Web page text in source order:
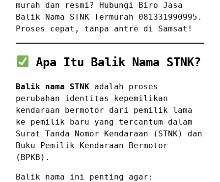
murah dan resmi? Hubungi Biro Jasa
Balik Nama STNK Termurah 081331990995.
Proses cepat, tanpa antre di Samsat!
Apa Itu Balik Nama STNK?
Balik nama STNK adalah proses
perubahan identitas kepemilikan
kendaraan bermotor dari pemilik lama
ke pemilik baru yang tercantum dalam
Surat Tanda Nomor Kendaraan (STNK) dan
Buku Pemilik Kendaraan Bermotor
(BPKB).
Balik nama ini penting agar: